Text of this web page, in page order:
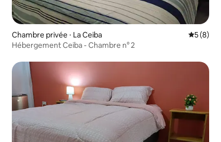
Chambre privée ⋅ La Ceiba
5 (8)
Hébergement Ceiba - Chambre n° 2